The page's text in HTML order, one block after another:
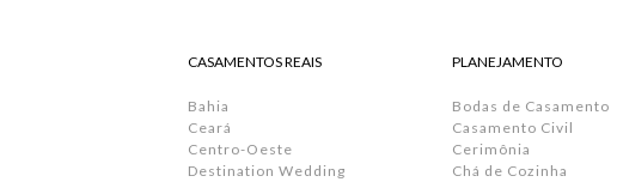
CASAMENTOS REAIS
Bahia
Ceará
Centro-Oeste
Destination Wedding
PLANEJAMENTO
Bodas de Casamento
Casamento Civil
Cerimônia
Chá de Cozinha